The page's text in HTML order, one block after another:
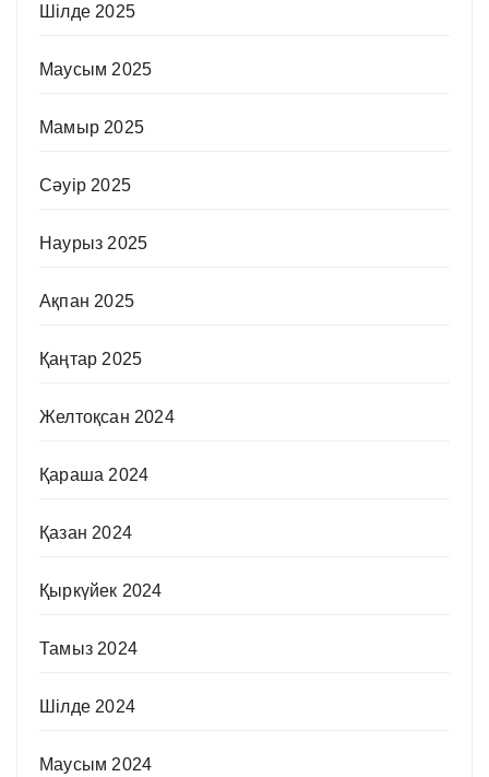
Шілде 2025
Маусым 2025
Мамыр 2025
Сәуір 2025
Наурыз 2025
Ақпан 2025
Қаңтар 2025
Желтоқсан 2024
Қараша 2024
Қазан 2024
Қыркүйек 2024
Тамыз 2024
Шілде 2024
Маусым 2024